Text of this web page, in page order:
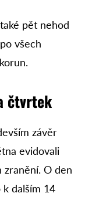
pět nehod
všech
čtvrtek
závěr
evidovali
zranění. O den
dalším 14